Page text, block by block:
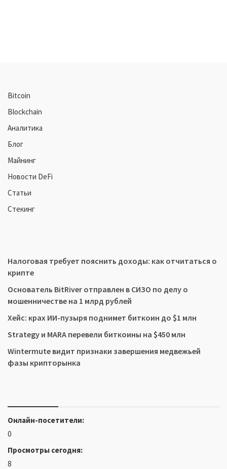
Bitcoin
Blockchain
Аналитика
Блог
Майнинг
Новости DeFi
Статьи
Стекинг
Налоговая требует пояснить доходы: как отчитаться о
крипте
Основатель BitRiver отправлен в СИЗО по делу о
мошенничестве на 1 млрд рублей
Хейс: крах ИИ-пузыря поднимет биткоин до $1 млн
Strategy и MARA перевели биткоины на $450 млн
Wintermute видит признаки завершения медвежьей
фазы крипторынка
Онлайн-посетители:
0
Просмотры сегодня:
8